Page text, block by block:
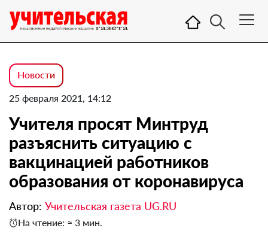
Новости
25 февраля 2021, 14:12
Учителя просят Минтруд
разъяснить ситуацию с
вакцинацией работников
образования от коронавируса
Автор: Учительская газета UG.RU
На чтение: ≈ 3 мин.